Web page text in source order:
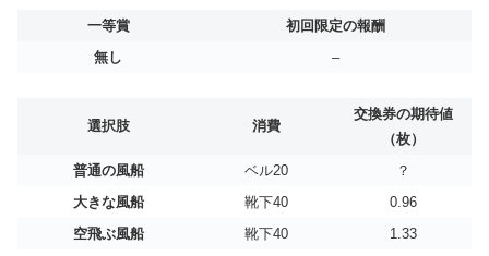
一等賞
初回限定の報酬
無し
–
選択肢 消費
交換券の期待値
（枚）
普通の風船
ベル20
？
大きな風船
靴下40
0.96
空飛ぶ風船
靴下40 1.33